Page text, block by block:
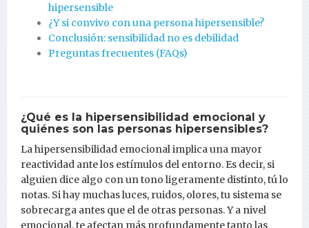
hipersensible
¿Y si convivo con una persona hipersensible?
Conclusión: sensibilidad no es debilidad
Preguntas frecuentes (FAQs)
¿Qué es la hipersensibilidad emocional y
quiénes son las personas hipersensibles?
La hipersensibilidad emocional implica una mayor
reactividad ante los estímulos del entorno. Es decir, si
alguien dice algo con un tono ligeramente distinto, tú lo
notas. Si hay muchas luces, ruidos, olores, tu sistema se
sobrecarga antes que el de otras personas. Y a nivel
emocional, te afectan más profundamente tanto las